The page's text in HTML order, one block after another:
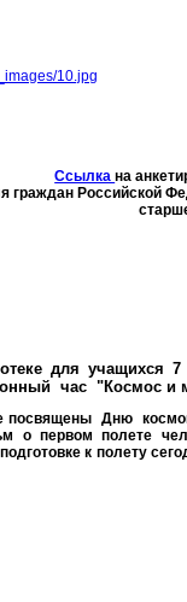
10.jpg
Ссылкана
граждан Российской
для учащихся 7
час "Космос и
посвящены Дню
о первом полете
к полету